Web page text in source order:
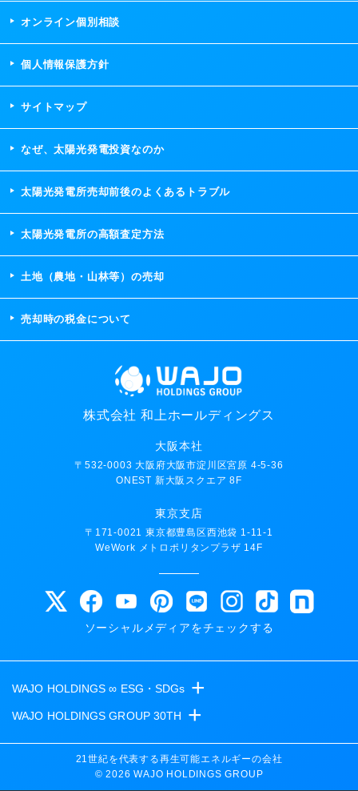
オンライン個別相談
個人情報保護方針
サイトマップ
なぜ、太陽光発電投資なのか
太陽光発電所売却前後のよくあるトラブル
太陽光発電所の高額査定方法
土地（農地・山林等）の売却
売却時の税金について
株式会社 和上ホールディングス
大阪本社
〒532-0003 大阪府大阪市淀川区宮原 4-5-36
ONEST 新大阪スクエア 8F
東京支店
〒171-0021 東京都豊島区西池袋 1-11-1
WeWork メトロポリタンプラザ 14F
ソーシャルメディアをチェックする
WAJO HOLDINGS ∞ ESG・SDGs +
- 高圧太陽光発電所の販売
- 高圧太陽光発電所の買取
WAJO HOLDINGS GROUP 30TH +
太陽光投資サイト
- 収益性が高い系統用蓄電池
21世紀を代表する再生可能エネルギーの会社
© 2026 WAJO HOLDINGS GROUP